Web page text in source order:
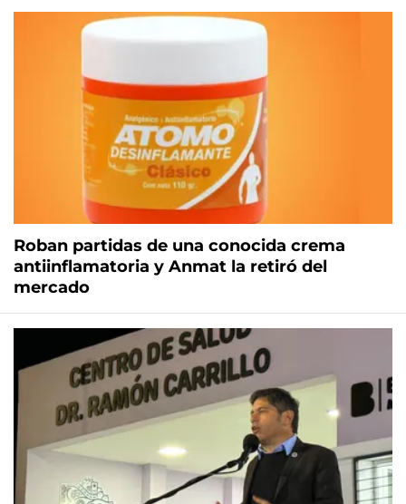
Roban partidas de una conocida crema
antiinflamatoria y Anmat la retiró del
mercado